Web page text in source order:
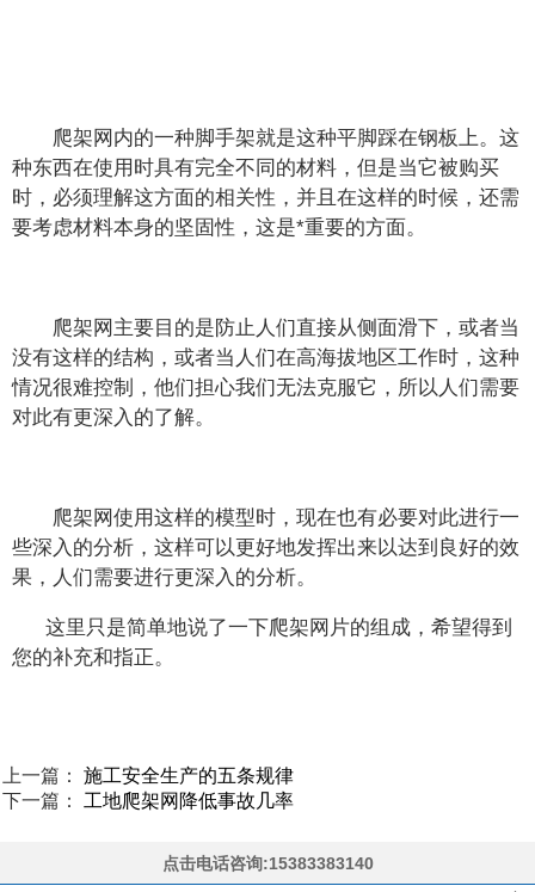
爬架网内的一种脚手架就是这种平脚踩在钢板上。这
种东西在使用时具有完全不同的材料，但是当它被购买
时，必须理解这方面的相关性，并且在这样的时候，还需
要考虑材料本身的坚固性，这是*重要的方面。
爬架网主要目的是防止人们直接从侧面滑下，或者当
没有这样的结构，或者当人们在高海拔地区工作时，这种
情况很难控制，他们担心我们无法克服它，所以人们需要
对此有更深入的了解。
爬架网使用这样的模型时，现在也有必要对此进行一
些深入的分析，这样可以更好地发挥出来以达到良好的效
果，人们需要进行更深入的分析。
这里只是简单地说了一下爬架网片的组成，希望得到
您的补充和指正。
上一篇：施工安全生产的五条规律
下一篇： 工地爬架网降低事故几率
点击电话咨询:15383383140